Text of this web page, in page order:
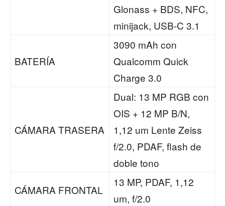
Glonass + BDS, NFC,
minijack, USB-C 3.1
BATERÍA
3090 mAh con
Qualcomm Quick
Charge 3.0
CÁMARA TRASERA
Dual: 13 MP RGB con
OIS + 12 MP B/N,
1,12 um Lente Zeiss
f/2.0, PDAF, flash de
doble tono
CÁMARA FRONTAL
13 MP, PDAF, 1,12
um, f/2.0